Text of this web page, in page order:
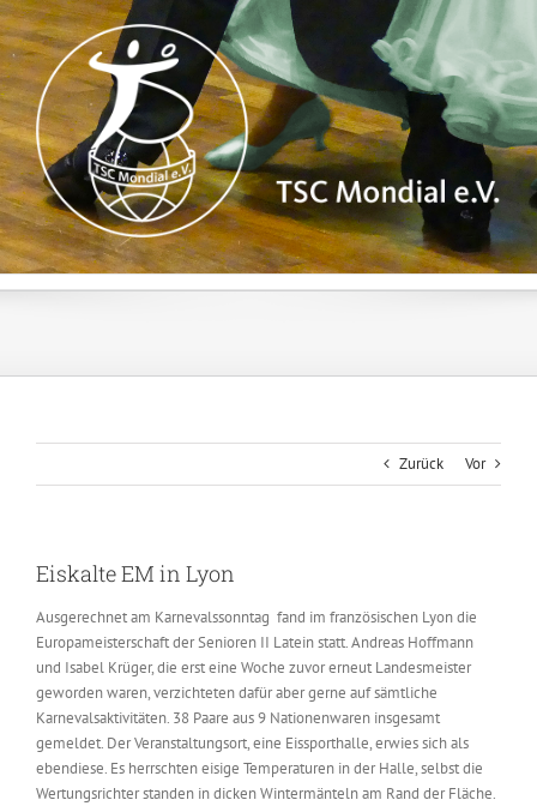
Zum
Inhalt
springen
Zurück Vor
Eiskalte EM in Lyon
Ausgerechnet am Karnevalssonntag fand im französischen Lyon die
Europameisterschaft der Senioren II Latein statt. Andreas Hoffmann
und Isabel Krüger, die erst eine Woche zuvor erneut Landesmeister
geworden waren, verzichteten dafür aber gerne auf sämtliche
Karnevalsaktivitäten. 38 Paare aus 9 Nationenwaren insgesamt
gemeldet. Der Veranstaltungsort, eine Eissporthalle, erwies sich als
ebendiese. Es herrschten eisige Temperaturen in der Halle, selbst die
Wertungsrichter standen in dicken Wintermänteln am Rand der Fläche.